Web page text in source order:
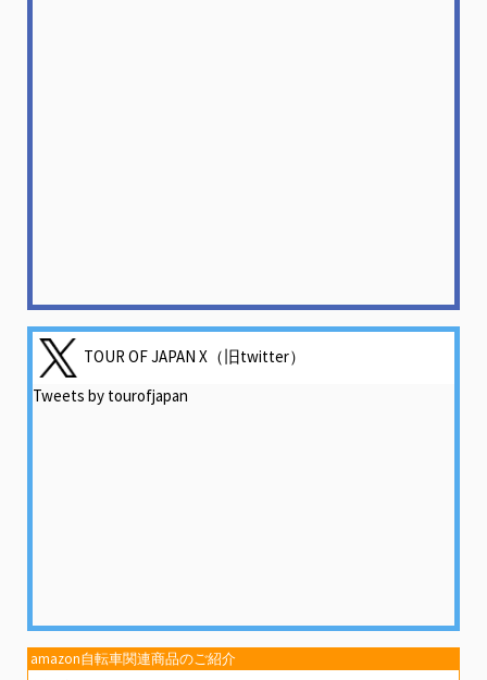
TOUR OF JAPAN X（旧twitter）
Tweets by tourofjapan
amazon自転車関連商品のご紹介